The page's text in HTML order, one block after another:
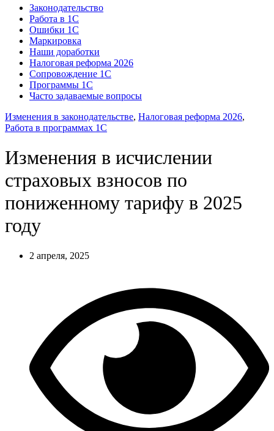
Законодательство
Работа в 1С
Ошибки 1С
Маркировка
Наши доработки
Налоговая реформа 2026
Сопровождение 1С
Программы 1С
Часто задаваемые вопросы
Изменения в законодательстве, Налоговая реформа 2026,
Работа в программах 1С
Изменения в исчислении
страховых взносов по
пониженному тарифу в 2025
году
2 апреля, 2025